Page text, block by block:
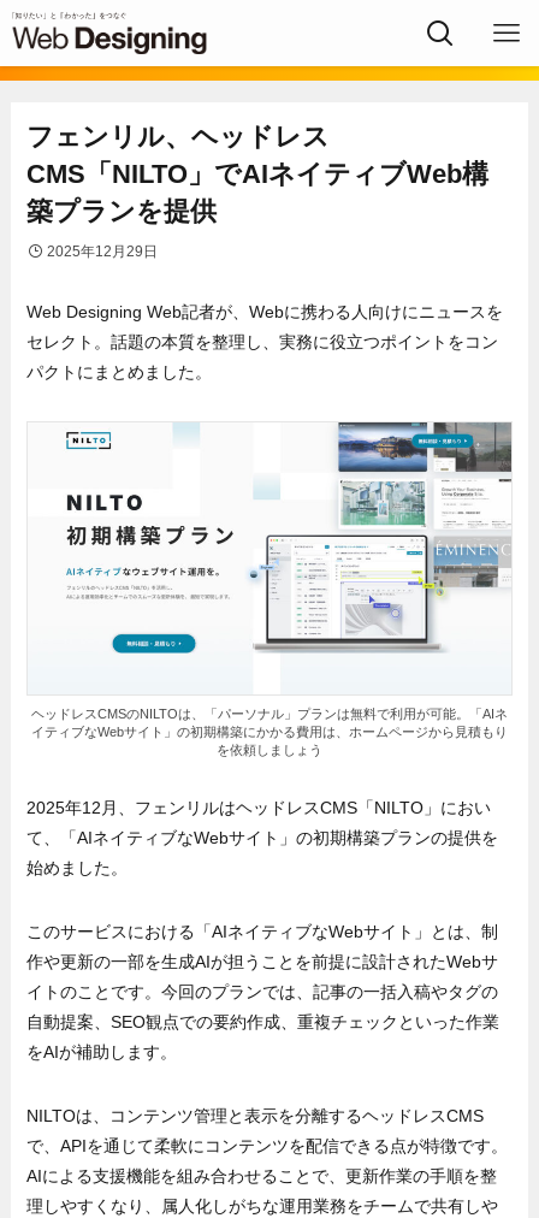
フェンリル、ヘッドレス
CMS「NILTO」でAIネイティブWeb構
築プランを提供
2025年12月29日
Web Designing Web記者が、Webに携わる人向けにニュースを
セ⁠レクト。話題の本質を整理し、実務に役立つポイントをコン
パクトにまとめました。
ヘッドレスCMSのNILTOは、「パーソナル」プランは無料で利用が可能。「AIネ
イティブなWebサイト」の初期構築にかかる費用は、ホームページから見積もり
を依頼しましょう
2025年12月、フェンリルはヘッドレスCMS「NILTO」におい
て、「AIネイティブなWebサイト」の初期構築プランの提供を
始めました。
このサービスにおける「AIネイティブなWebサイト」とは、制
作や更新の一部を生成AIが担うことを前提に設計されたWebサ
イトのことです。今回のプランでは、記事の一括入稿やタグの
自動提案、SEO観点での要約作成、重複チェックといった作業
をAIが補助します。
NILTOは、コンテンツ管理と表示を分離するヘッドレスCMS
で、APIを通じて柔軟にコンテンツを配信できる点が特徴です。
AIによる支援機能を組み合わせることで、更新作業の手順を整
理しやすくなり、属人化しがちな運用業務をチームで共有しや